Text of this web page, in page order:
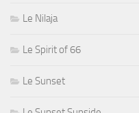
Le Nilaja
Le Spirit of 66
Le Sunset